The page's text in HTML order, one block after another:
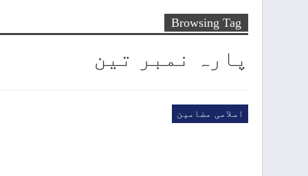
Browsing Tag
پارہ نمبر تین
اسلامی مضامین